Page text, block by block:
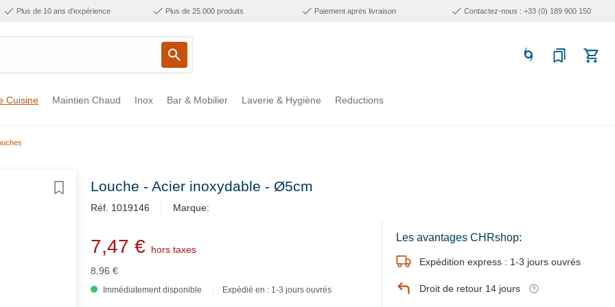
Plus de 10 ans d'expérience Plus de 25.000 produits Paiement après livraison Contactez-nous : +33 (0) 189 900 150
Cuisine Maintien Chaud Inox Bar & Mobilier Laverie & Hygiène Reductions
Louche - Acier inoxydable - Ø5cm
Réf. 1019146 Marque:
7,47 €
hors taxes
8,96 €
Immédiatement disponible Expédié en : 1-3 jours ouvrés
Les avantages CHRshop:
Expédition express : 1-3 jours ouvrés
Droit de retour 14 jours